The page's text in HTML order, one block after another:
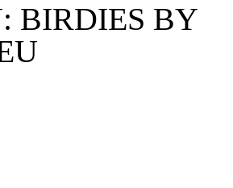
BIRDIES BY